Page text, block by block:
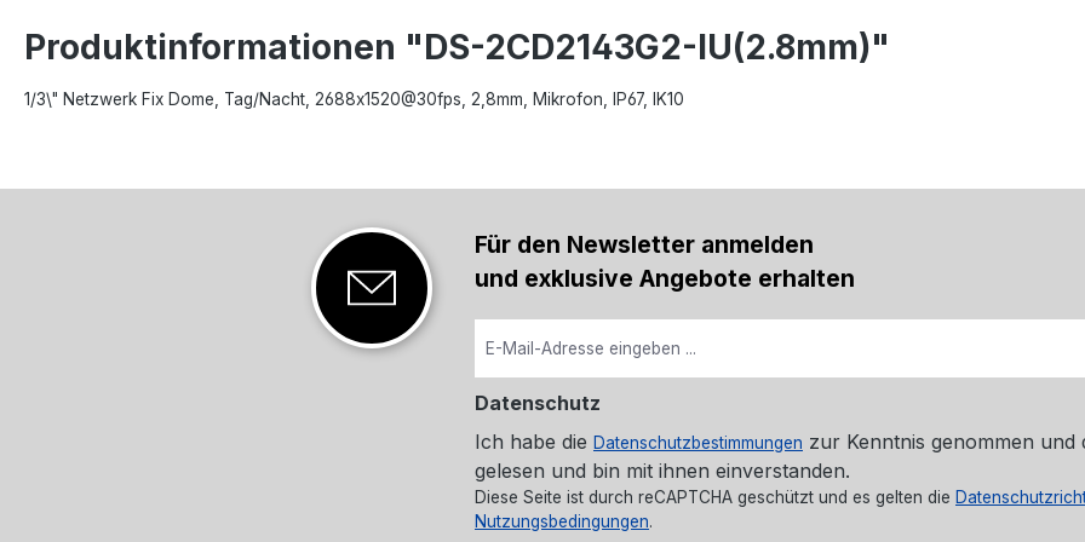
Produktinformationen "DS-2CD2143G2-IU(2.8mm)"
1/3\" Netzwerk Fix Dome, Tag/Nacht, 2688x1520@30fps, 2,8mm, Mikrofon, IP67, IK10
Für den Newsletter anmelden
und exklusive Angebote erhalten
Datenschutz
Ich habe die Datenschutzbestimmungen zur Kenntnis genommen und
gelesen und bin mit ihnen einverstanden.
Diese Seite ist durch reCAPTCHA geschützt und es gelten die
Nutzungsbedingungen.